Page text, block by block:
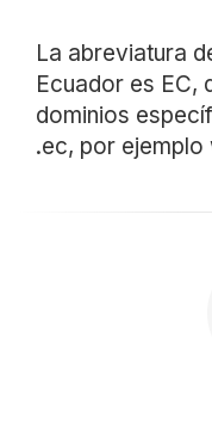
La abreviatura
Ecuador es EC,
dominios
.ec, por